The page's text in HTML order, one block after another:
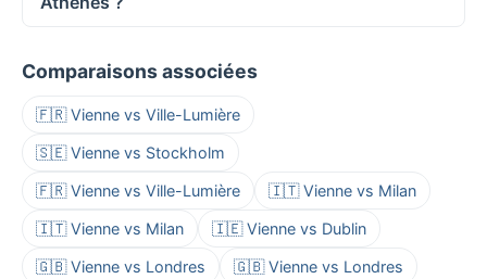
Comparaisons associées
🇫🇷 Vienne vs Ville-Lumière
🇸🇪 Vienne vs Stockholm
🇫🇷 Vienne vs Ville-Lumière 🇮🇹 Vienne vs Milan
🇮🇹 Vienne vs Milan 🇮🇪 Vienne vs Dublin
🇬🇧 Vienne vs Londres 🇬🇧 Vienne vs Londres